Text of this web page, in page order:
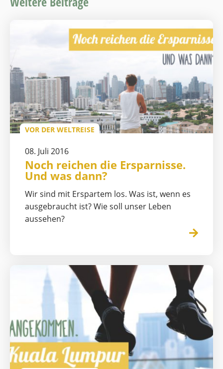
VOR DER WELTREISE
08. Juli 2016
Noch reichen die Ersparnisse.
Und was dann?
Wir sind mit Erspartem los. Was ist, wenn es
ausgebraucht ist? Wie soll unser Leben
aussehen?